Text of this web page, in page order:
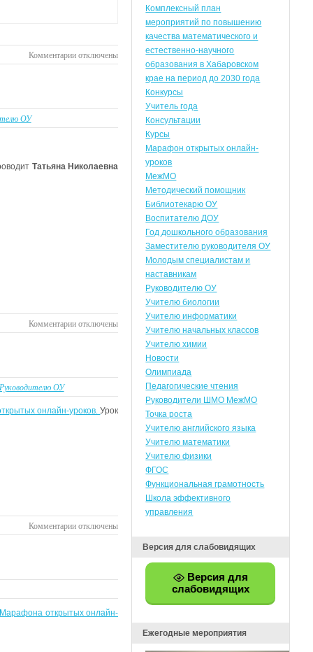
Комментариик
записи
открытых
рамках
отключены
ОУ
Татьяна Николаевна
Комментариик
записи
истории
6
отключены
Руководителю ОУ
онлайн-уроков.Урок
Комментариик
записи
географии
9
отключены
Марафона открытых онлайн-
Комплексный план
мероприятий по повышению
качества математического и
естественно-научного
образования в Хабаровском
крае на период до 2030 года
Конкурсы
Учитель года
Консультации
Курсы
Марафон открытых онлайн-
уроков
МежМО
Методический помощник
Библиотекарю ОУ
Воспитателю ДОУ
Год дошкольного образования
Заместителю руководителя ОУ
Молодым специалистам и
наставникам
Руководителю ОУ
Учителю биологии
Учителю информатики
Учителю начальных классов
Учителю химии
Новости
Олимпиада
Педагогические чтения
Руководители ШМО МежМО
Точка роста
Учителю английского языка
Учителю математики
Учителю физики
ФГОС
Функциональная грамотность
Школа эффективного
управления
Версия для слабовидящих
Версия для
слабовидящих
Ежегодные мероприятия